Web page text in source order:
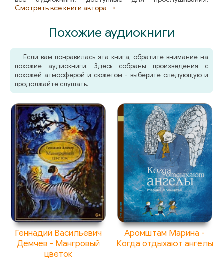
Смотреть все книги автора →
Похожие аудиокниги
Если вам понравилась эта книга, обратите внимание на
похожие аудиокниги. Здесь собраны произведения с
похожей атмосферой и сюжетом - выберите следующую и
продолжайте слушать.
Геннадий Васильевич
Демчев - Мангровый
цветок
Аромштам Марина -
Когда отдыхают ангелы